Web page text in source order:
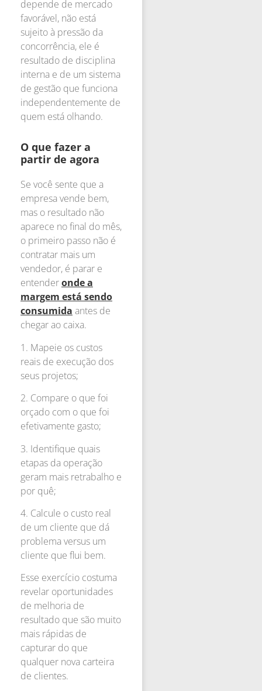
depende de mercado
favorável, não está
sujeito à pressão da
concorrência, ele é
resultado de disciplina
interna e de um sistema
de gestão que funciona
independentemente de
quem está olhando.
O que fazer a
partir de agora
Se você sente que a
empresa vende bem,
mas o resultado não
aparece no final do mês,
o primeiro passo não é
contratar mais um
vendedor, é parar e
entenderonde a
margem está sendo
consumida antes de
chegar ao caixa.
1. Mapeie os custos
reais de execução dos
seus projetos;
2. Compare o que foi
orçado com o que foi
efetivamente gasto;
3. Identifique quais
etapas da operação
geram mais retrabalho e
por quê;
4. Calcule o custo real
de um cliente que dá
problema versus um
cliente que flui bem.
Esse exercício costuma
revelar oportunidades
de melhoria de
resultado que são muito
mais rápidas de
capturar do que
qualquer nova carteira
de clientes.